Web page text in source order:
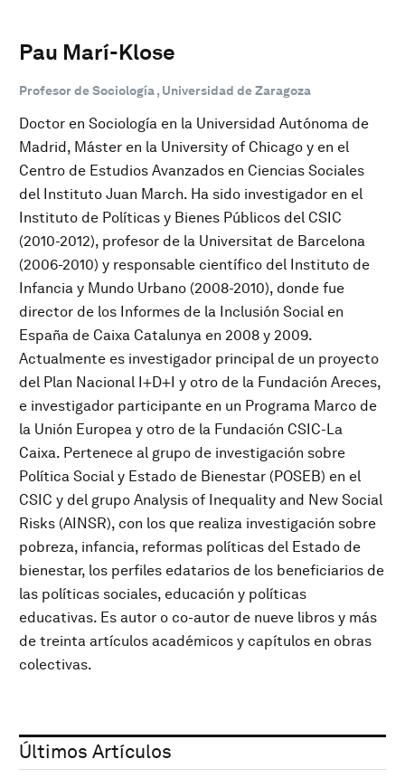
Pau Marí-Klose
Profesor de Sociología , Universidad de Zaragoza
Doctor en Sociología en la Universidad Autónoma de
Madrid, Máster en la University of Chicago y en el
Centro de Estudios Avanzados en Ciencias Sociales
del Instituto Juan March. Ha sido investigador en el
Instituto de Políticas y Bienes Públicos del CSIC
(2010-2012), profesor de la Universitat de Barcelona
(2006-2010) y responsable científico del Instituto de
Infancia y Mundo Urbano (2008-2010), donde fue
director de los Informes de la Inclusión Social en
España de Caixa Catalunya en 2008 y 2009.
Actualmente es investigador principal de un proyecto
del Plan Nacional I+D+I y otro de la Fundación Areces,
e investigador participante en un Programa Marco de
la Unión Europea y otro de la Fundación CSIC-La
Caixa. Pertenece al grupo de investigación sobre
Política Social y Estado de Bienestar (POSEB) en el
CSIC y del grupo Analysis of Inequality and New Social
Risks (AINSR), con los que realiza investigación sobre
pobreza, infancia, reformas políticas del Estado de
bienestar, los perfiles edatarios de los beneficiarios de
las políticas sociales, educación y políticas
educativas. Es autor o co-autor de nueve libros y más
de treinta artículos académicos y capítulos en obras
colectivas.
Últimos Artículos